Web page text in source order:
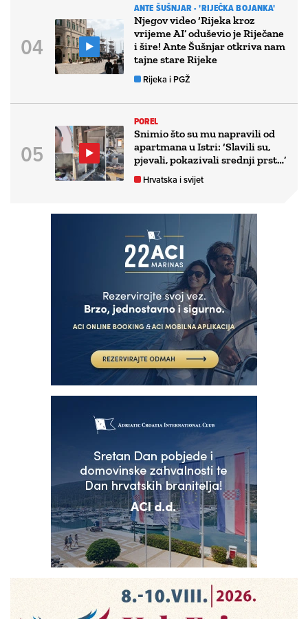
ANTE ŠUŠNJAR - 'RIJEČKA BOJANKA'
Njegov video ‘Rijeka kroz
vrijeme AI’ oduševio je Riječane
i šire! Ante Šušnjar otkriva nam
tajne stare Rijeke
Rijeka i PGŽ
POREL
Snimio što su mu napravili od
apartmana u Istri: ‘Slavili su,
pjevali, pokazivali srednji prst…’
Hrvatska i svijet